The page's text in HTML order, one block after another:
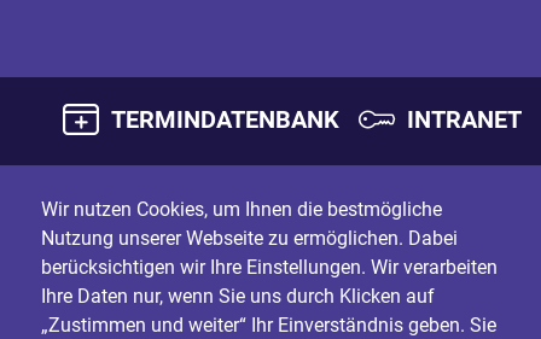
TERMINDATENBANK INTRANET
Wir nutzen Cookies, um Ihnen die bestmögliche
Nutzung unserer Webseite zu ermöglichen. Dabei
berücksichtigen wir Ihre Einstellungen. Wir verarbeiten
Ihre Daten nur, wenn Sie uns durch Klicken auf
„Zustimmen und weiter“ Ihr Einverständnis geben. Sie